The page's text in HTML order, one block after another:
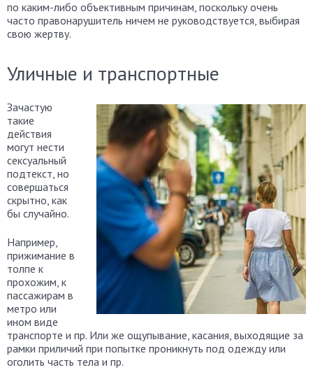
по каким-либо объективным причинам, поскольку очень
часто правонарушитель ничем не руководствуется, выбирая
свою жертву.
Уличные и транспортные
Зачастую
такие
действия
могут нести
сексуальный
подтекст, но
совершаться
скрытно, как
бы случайно.
Например,
прижимание в
толпе к
прохожим, к
пассажирам в
метро или
ином виде
транспорте и пр. Или же ощупывание, касания, выходящие за
рамки приличий при попытке проникнуть под одежду или
оголить часть тела и пр.